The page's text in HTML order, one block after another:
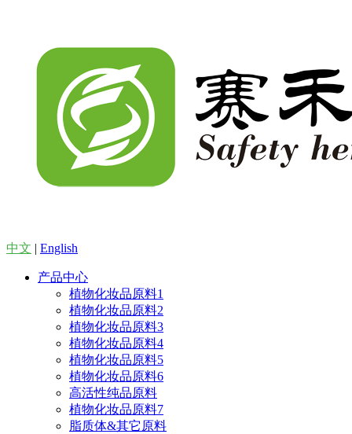
中文 | English
产品中心
植物化妆品原料1
植物化妆品原料2
植物化妆品原料3
植物化妆品原料4
植物化妆品原料5
植物化妆品原料6
高活性纯品原料
植物化妆品原料7
脂质体&其它原料